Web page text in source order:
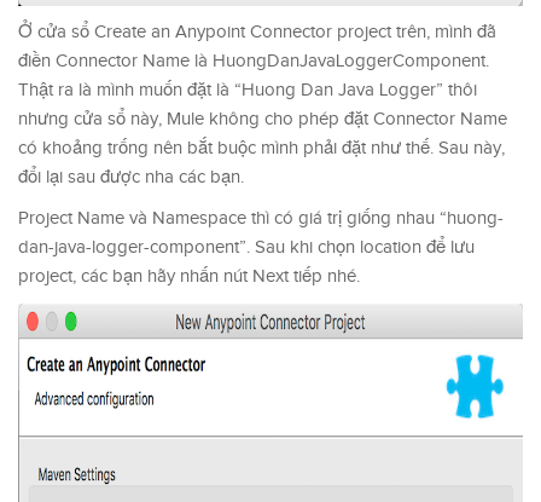
Ở cửa sổ Create an Anypoint Connector project trên, mình đã
điền Connector Name là HuongDanJavaLoggerComponent.
Thật ra là mình muốn đặt là “Huong Dan Java Logger” thôi
nhưng cửa sổ này, Mule không cho phép đặt Connector Name
có khoảng trống nên bắt buộc mình phải đặt như thế. Sau này,
đổi lại sau được nha các bạn.
Project Name và Namespace thì có giá trị giống nhau “huong-
dan-java-logger-component”. Sau khi chọn location để lưu
project, các bạn hãy nhấn nút Next tiếp nhé.